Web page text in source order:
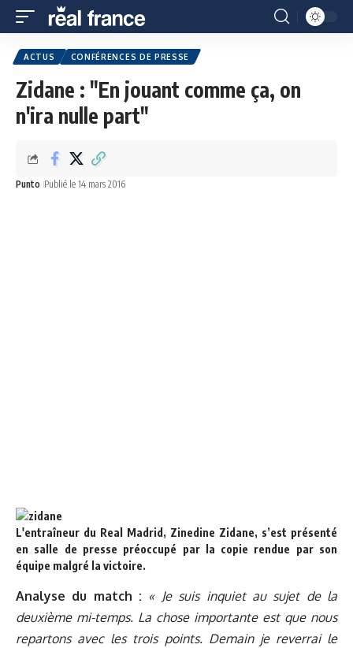
ACTUS CONFÉRENCES DE PRESSE
Zidane : "En jouant comme ça, on
n'ira nulle part"
Punto Publié le 14 mars 2016
L'entraîneur du Real Madrid, Zinedine Zidane, s’est présenté
en salle de presse préoccupé par la copie rendue par son
équipe malgré la victoire.
Analyse du match : « Je suis inquiet au sujet de la
deuxième mi-temps. La chose importante est que nous
repartons avec les trois points. Demain je reverrai le